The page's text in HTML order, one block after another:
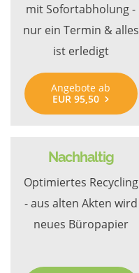
mit Sofortabholung -
nur ein Termin & alles
ist erledigt
Angebote ab
EUR 95,50
Nachhaltig
Optimiertes Recycling
- aus alten Akten wird
neues Büropapier